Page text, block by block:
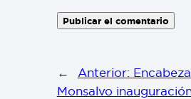
← Anterior:
Monsalvo